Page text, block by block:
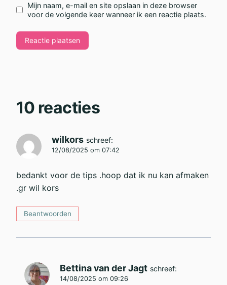
Mijn naam, e-mail en site opslaan in deze browser
voor de volgende keer wanneer ik een reactie plaats.
10 reacties
wilkors schreef:
12/08/2025 om 07:42
bedankt voor de tips .hoop dat ik nu kan afmaken
.gr wil kors
Beantwoorden
Bettina van der Jagt schreef:
14/08/2025 om 09:26